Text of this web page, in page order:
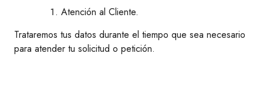
Atención al Cliente.
Trataremos tus datos durante el tiempo que sea necesario
para atender tu solicitud o petición.